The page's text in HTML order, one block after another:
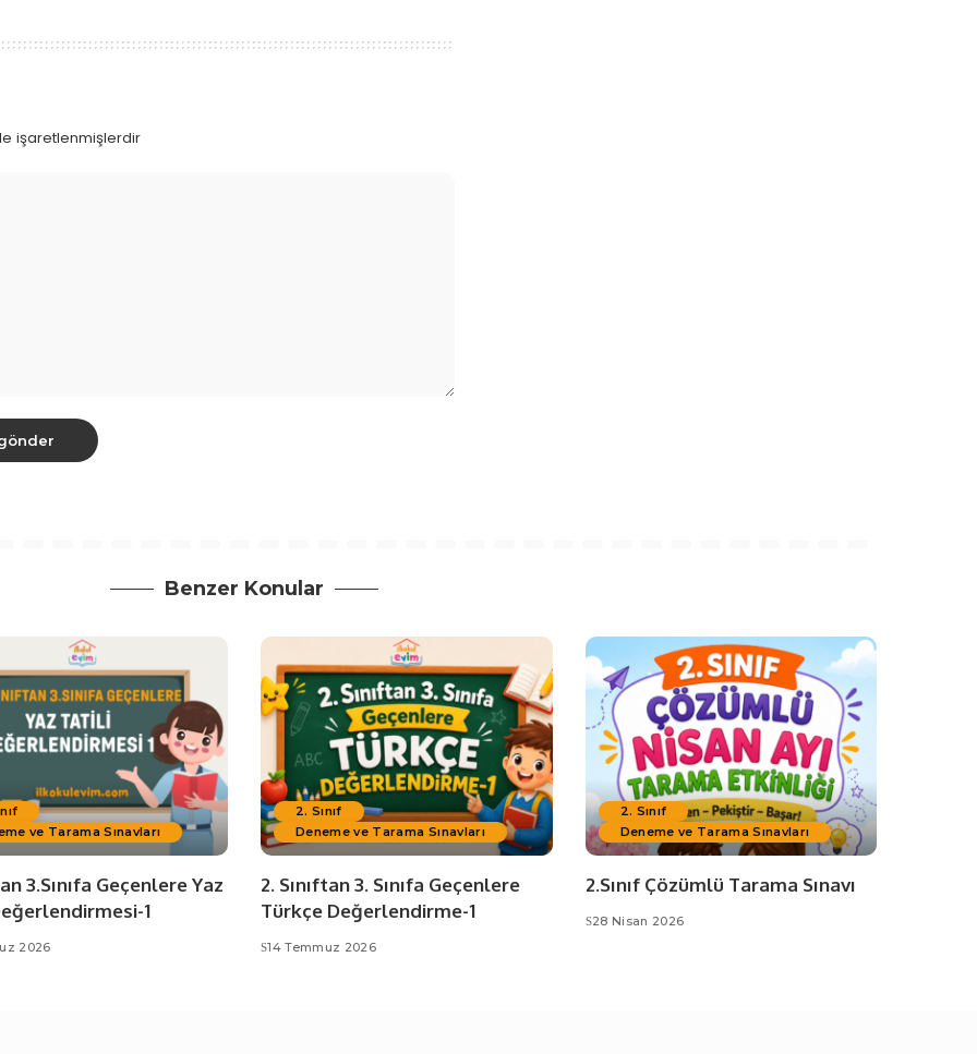
işaretlenmişlerdir
Benzer Konular
ve Tarama Sınavları
3.Sınıfa Geçenlere Yaz
1
2026
2. Sınıf
Deneme ve Tarama Sınavları
2. Sınıftan 3. Sınıfa Geçenlere
Türkçe Değerlendirme-1
14 Temmuz 2026
2. Sınıf
Deneme ve Tarama Sınavları
2.Sınıf Çözümlü Tarama Sınavı
28 Nisan 2026